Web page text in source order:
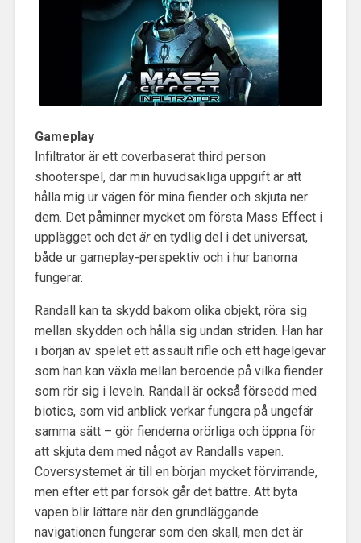
Gameplay
Infiltrator är ett coverbaserat third person
shooterspel, där min huvudsakliga uppgift är att
hålla mig ur vägen för mina fiender och skjuta ner
dem. Det påminner mycket om första Mass Effect i
upplägget och det ären tydlig del i det universat,
både ur gameplay-perspektiv och i hur banorna
fungerar.
Randall kan ta skydd bakom olika objekt, röra sig
mellan skydden och hålla sig undan striden. Han har
i början av spelet ett assault rifle och ett hagelgevär
som han kan växla mellan beroende på vilka fiender
som rör sig i leveln. Randall är också försedd med
biotics, som vid anblick verkar fungera på ungefär
samma sätt – gör fienderna orörliga och öppna för
att skjuta dem med något av Randalls vapen.
Coversystemet är till en början mycket förvirrande,
men efter ett par försök går det bättre. Att byta
vapen blir lättare när den grundläggande
navigationen fungerar som den skall, men det är